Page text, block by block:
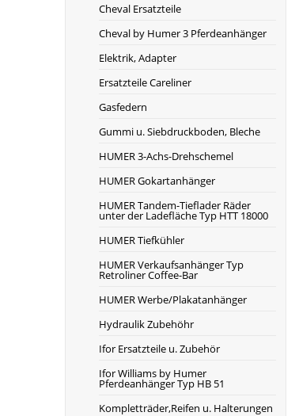
Cheval Ersatzteile
Cheval by Humer 3 Pferdeanhänger
Elektrik, Adapter
Ersatzteile Careliner
Gasfedern
Gummi u. Siebdruckboden, Bleche
HUMER 3-Achs-Drehschemel
HUMER Gokartanhänger
HUMER Tandem-Tieflader Räder
unter der Ladefläche Typ HTT 18000
HUMER Tiefkühler
HUMER Verkaufsanhänger Typ
Retroliner Coffee-Bar
HUMER Werbe/Plakatanhänger
Hydraulik Zubehöhr
Ifor Ersatzteile u. Zubehör
Ifor Williams by Humer
Pferdeanhänger Typ HB 51
Kompletträder,Reifen u. Halterungen